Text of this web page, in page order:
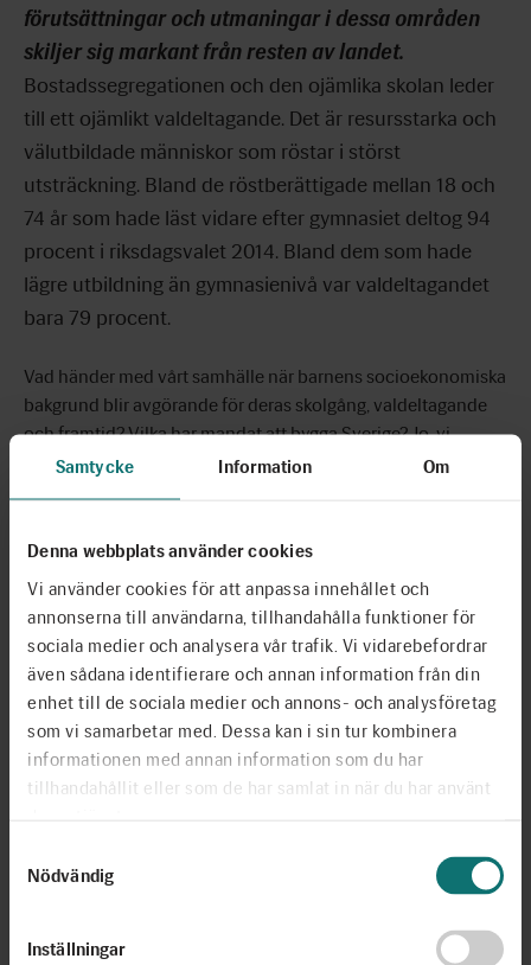
Samtycke Information Om
Denna webbplats använder cookies
Vi använder cookies för att anpassa innehållet och
annonserna till användarna, tillhandahålla funktioner för
sociala medier och analysera vår trafik. Vi vidarebefordrar
även sådana identifierare och annan information från din
enhet till de sociala medier och annons- och analysföretag
som vi samarbetar med. Dessa kan i sin tur kombinera
informationen med annan information som du har
tillhandahållit eller som de har samlat in när du har använt
Nödvändig
Inställningar
förutsättningar och utmaningar i dessa områden
skiljer sig markant från resten av landet.
Bostadssegregationen och den ojämlika skolan leder
till ett ojämlikt valdeltagande. Det är resursstarka och
välutbildade människor som röstar i störst
utsträckning. Bland de röstberättigade mellan 18 och
74 år som hade läst vidare efter gymnasiet deltog 94
procent i riksdagsvalet 2014. Bland dem som hade
lägre utbildning än gymnasienivå var valdeltagandet
bara 79 procent.
Vad händer med vårt samhälle när barnens socioekonomiska
bakgrund blir avgörande för deras skolgång, valdeltagande
och framtid? Vilka har mandat att bygga Sverige? Jo, vi
riskerar att bygga ett samhälle där de mest utsatta inte är med
Utbildning är fundamentet för en välmående demokrati och
den mest effektiva insatsen för att motverka det utanförskap
som kan få enskilda individer att vända samhället ryggen och
förlita sig på extremism, våld och hat. Berättarministeriet är
en riktad demokratisk insats för att motverka segregationens
negativa effekter på våra barns skolgång och stärka lärarna i
områden med hög arbetslöshet så länge behovet finns.
Läs mer och registrera dig som volontär här.